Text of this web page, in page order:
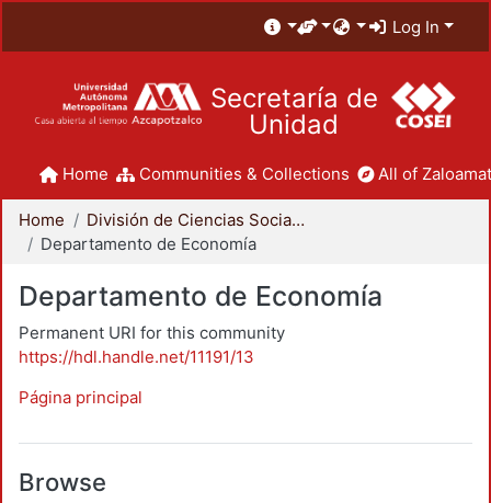
Log In
Secretaría de
Unidad
Home Communities & Collections All of
Home
División de Ciencias Sociales y Humanidades
Departamento de Economía
Departamento de Economía
Permanent URI for this community
https://hdl.handle.net/11191/13
Página principal
Browse